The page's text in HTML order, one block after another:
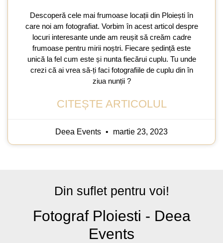
Descoperă cele mai frumoase locații din Ploiești în
care noi am fotografiat. Vorbim în acest articol despre
locuri interesante unde am reușit să creăm cadre
frumoase pentru mirii noștri. Fiecare ședință este
unică la fel cum este și nunta fiecărui cuplu. Tu unde
crezi că ai vrea să-ți faci fotografiile de cuplu din în
ziua nunții ?
CITEȘTE ARTICOLUL
Deea Events martie 23, 2023
Din suflet pentru voi!
Fotograf Ploiesti - Deea
Events